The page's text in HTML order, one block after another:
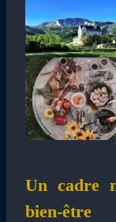
Un cadre
bien-être